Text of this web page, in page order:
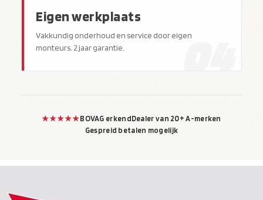
Eigen werkplaats
Vakkundig onderhoud en service door eigen
monteurs. 2 jaar garantie.
04
★★★★★BOVAG erkendDealer van 20+ A-merken
Gespreid betalen mogelijk